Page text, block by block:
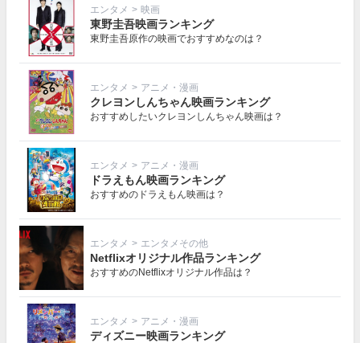
エンタメ > 映画
東野圭吾映画ランキング
東野圭吾原作の映画でおすすめなのは？
エンタメ > アニメ・漫画
クレヨンしんちゃん映画ランキング
おすすめしたいクレヨンしんちゃん映画は？
エンタメ > アニメ・漫画
ドラえもん映画ランキング
おすすめのドラえもん映画は？
エンタメ > エンタメその他
Netflixオリジナル作品ランキング
おすすめのNetflixオリジナル作品は？
エンタメ > アニメ・漫画
ディズニー映画ランキング